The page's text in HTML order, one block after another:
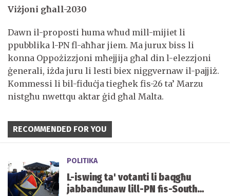
Viżjoni għall-2030
Dawn il-proposti huma wħud mill-mijiet li
ppubblika l-PN fl-aħħar jiem. Ma jurux biss li
konna Oppożizzjoni mħejjija għal din l-elezzjoni
ġenerali, iżda juru li lesti biex niggvernaw il-pajjiż.
Kommessi li bil-fiduċja tiegħek fis-26 ta’ Marzu
nistgħu nwettqu aktar ġid għal Malta.
RECOMMENDED FOR YOU
POLITIKA
L-iswing ta' votanti li baqgħu
jabbandunaw lill-PN fis-South